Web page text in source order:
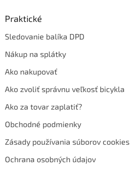
Praktické
Sledovanie balíka DPD
Nákup na splátky
Ako nakupovať
Ako zvoliť správnu veľkosť bicykla
Ako za tovar zaplatiť?
Obchodné podmienky
Zásady používania súborov cookies
Ochrana osobných údajov